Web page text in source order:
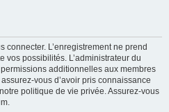
connecter. L’enregistrement ne prend
vos possibilités. L’administrateur du
additionnelles aux membres
vous d’avoir pris connaissance
politique de vie privée. Assurez-vous